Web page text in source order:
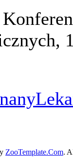
ZooTemplate.Com.